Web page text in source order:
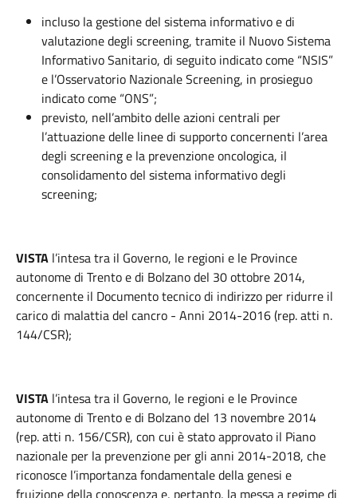
incluso la gestione del sistema informativo e di
valutazione degli screening, tramite il Nuovo Sistema
Informativo Sanitario, di seguito indicato come “NSIS”
e l’Osservatorio Nazionale Screening, in prosieguo
indicato come “ONS”;
previsto, nell’ambito delle azioni centrali per
l’attuazione delle linee di supporto concernenti l’area
degli screening e la prevenzione oncologica, il
consolidamento del sistema informativo degli
screening;
VISTA l’intesa tra il Governo, le regioni e le Province
autonome di Trento e di Bolzano del 30 ottobre 2014,
concernente il Documento tecnico di indirizzo per ridurre il
carico di malattia del cancro - Anni 2014-2016 (rep. atti n.
144/CSR);
VISTA l’intesa tra il Governo, le regioni e le Province
autonome di Trento e di Bolzano del 13 novembre 2014
(rep. atti n. 156/CSR), con cui è stato approvato il Piano
nazionale per la prevenzione per gli anni 2014-2018, che
riconosce l’importanza fondamentale della genesi e
fruizione della conoscenza e, pertanto, la messa a regime di